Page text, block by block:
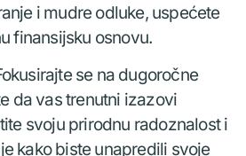
i mudre odluke, uspećete
finansijsku osnovu.
se na dugoročne
da vas trenutni izazovi
svoju prirodnu radoznalost i
kako biste unapredili svoje